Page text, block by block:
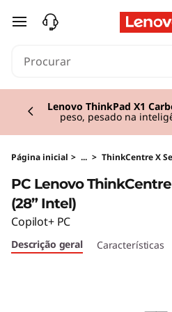
T
k
C
e
n
saltar para o conteúdo
Lenovo ThinkPad X1
peso, pesado na
Página inicial > ... > ThinkCentre X
PC Lenovo
(28” Intel)
Copilot+ PC
Descrição geral Características